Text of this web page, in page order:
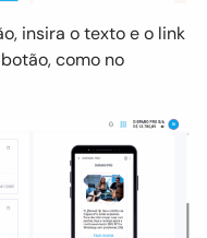
insira o texto e o link
como no